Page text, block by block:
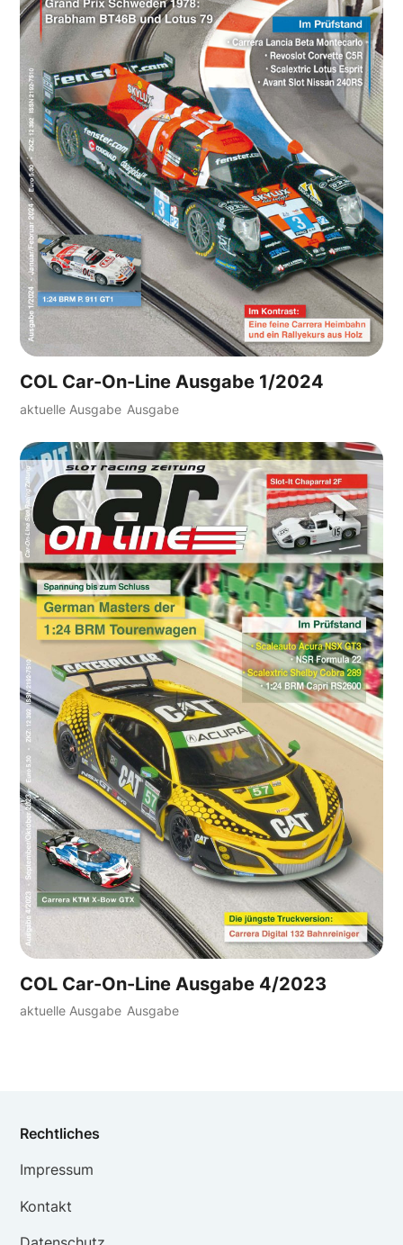
COL Car-On-Line Ausgabe 1/2024
aktuelle Ausgabe Ausgabe
COL Car-On-Line Ausgabe 4/2023
aktuelle Ausgabe Ausgabe
Rechtliches
Impressum
Kontakt